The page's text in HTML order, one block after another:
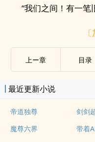
“我们之间！有一笔
上ー章 目录
最近更新小说
帝道独尊 剑剑
魔尊六界
带着